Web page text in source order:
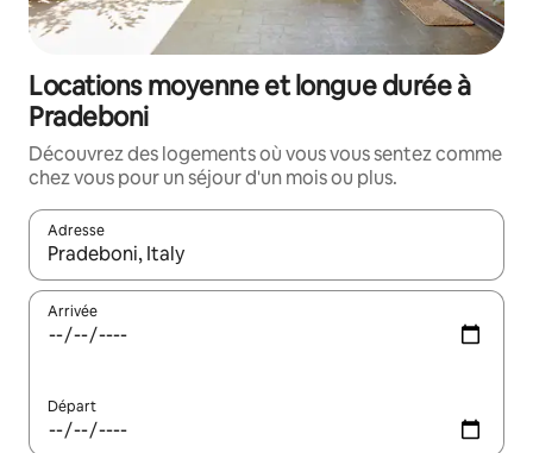
Locations moyenne et longue durée à
Pradeboni
Découvrez des logements où vous vous sentez comme
chez vous pour un séjour d'un mois ou plus.
Adresse
Lorsque les résultats s'affichent, utilisez les flèches vers le
Arrivée
Départ